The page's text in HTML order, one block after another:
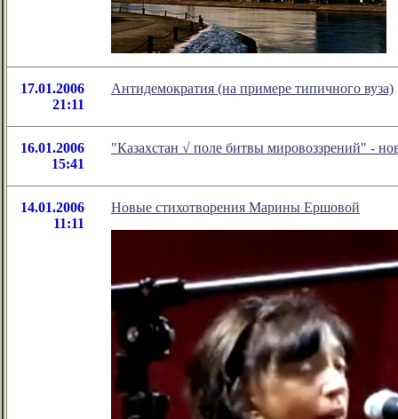
17.01.2006
21:11
Антидемократия (на примере типичного вуза)
16.01.2006
15:41
"Казахстан √ поле битвы мировоззрений" -
14.01.2006
11:11
Новые стихотворения Марины Ершовой